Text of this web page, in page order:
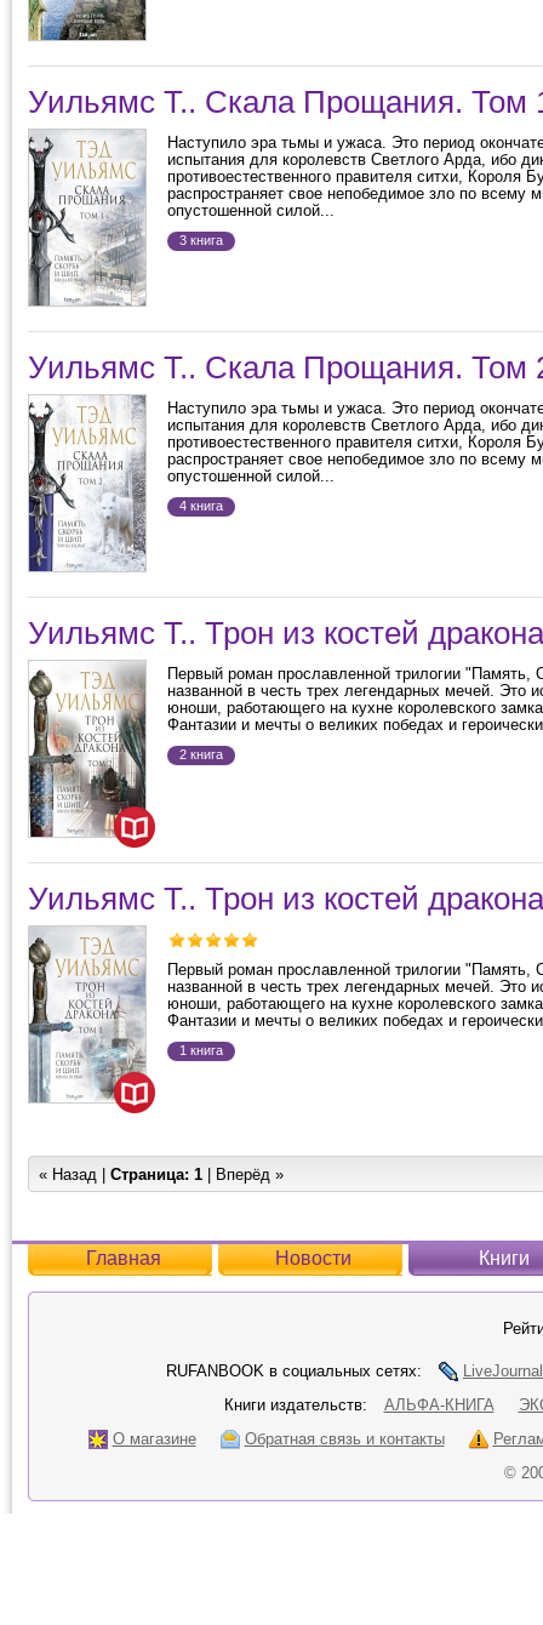
Уильямс Т.. Скала Прощания. Том
Наступило эра тьмы и ужаса. Это период
испытания для королевств Светлого Арда, ибо
противоестественного правителя ситхи, Короля
распространяет свое непобедимое зло по всему
опустошенной силой...
3 книга
Уильямс Т.. Скала Прощания. Том
Наступило эра тьмы и ужаса. Это период
испытания для королевств Светлого Арда, ибо
противоестественного правителя ситхи, Короля
распространяет свое непобедимое зло по всему
опустошенной силой...
4 книга
Уильямс Т.. Трон из костей
Первый роман прославленной трилогии "Память,
названной в честь трех легендарных мечей. Это
юноши, работающего на кухне королевского
Фантазии и мечты о великих победах и
2 книга
Уильямс Т.. Трон из костей
Первый роман прославленной трилогии "Память,
названной в честь трех легендарных мечей. Это
юноши, работающего на кухне королевского
Фантазии и мечты о великих победах и
1 книга
« Назад | Страница: 1 | Вперёд »
Главная Новости Книги
RUFANBOOK в социальных сетях:
LiveJournal
Книги издательств:
АЛЬФА-КНИГА
О магазине
Обратная связь и контакты
©